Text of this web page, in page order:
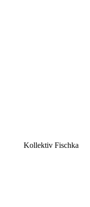
Kollektiv Fischka